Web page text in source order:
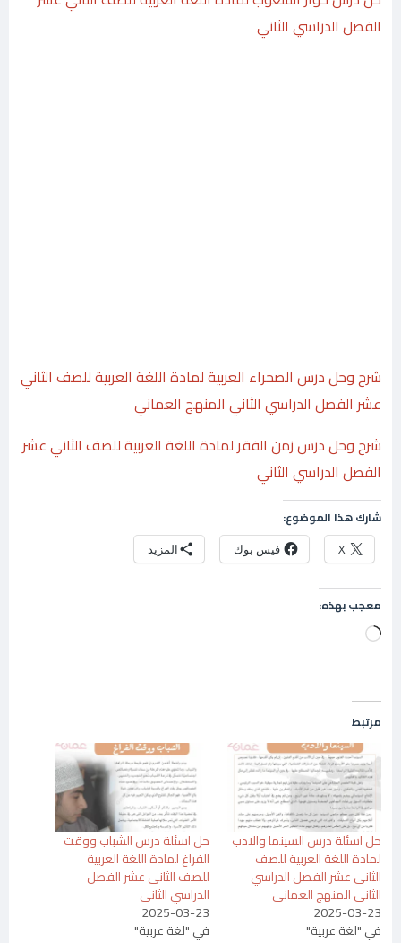
الفصل الدراسي الثاني
شرح وحل درس الصحراء العربية لمادة اللغة العربية للصف الثاني
عشر الفصل الدراسي الثاني المنهج العماني
شرح وحل درس زمن الفقر لمادة اللغة العربية للصف الثاني عشر
الفصل الدراسي الثاني
شارك هذا الموضوع:
X فيس بوك المزيد
معجب بهذه:
جاري
مرتبط
حل اسئلة درس السينما والادب
لمادة اللغة العربية للصف
الثاني عشر الفصل الدراسي
الثاني المنهج العماني
2025-03-23
في "لغة عربية"
حل اسئلة درس الشباب ووقت
الفراغ لمادة اللغة العربية
للصف الثاني عشر الفصل
الدراسي الثاني
2025-03-23
في "لغة عربية"